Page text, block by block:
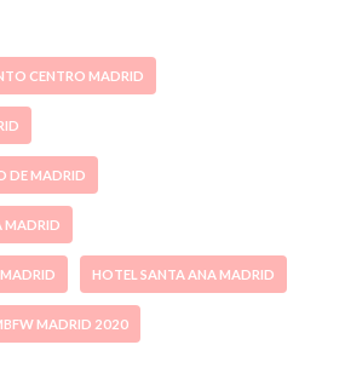
CENTRO MADRID
DE MADRID
MADRID
HOTEL SANTA ANA MADRID
MADRID 2020